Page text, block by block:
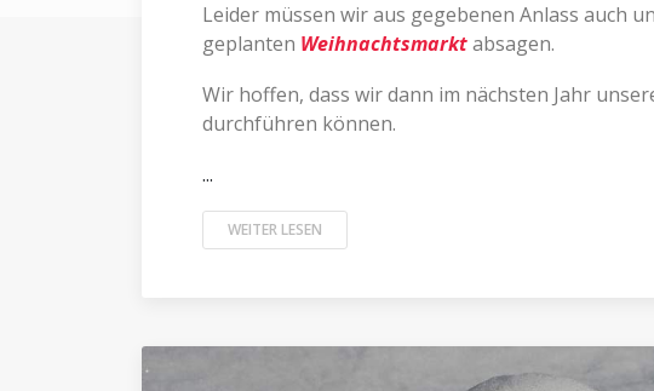
Leider müssen wir aus gegebenen Anlass auch
geplanten Weihnachtsmarktabsagen.
Wir hoffen, dass wir dann im nächsten Jahr
durchführen können.
...
WEITER LESEN